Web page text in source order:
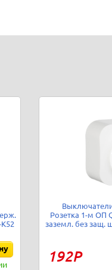
Розетка 1-м ОП
заземл. без защ.
192Р